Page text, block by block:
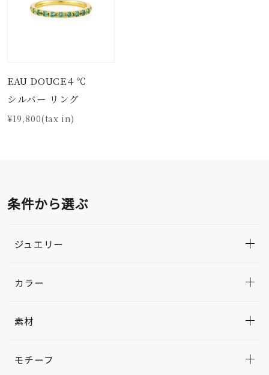
EAU DOUCE４℃
シルバー リング
¥19,800(tax in)
条件から選ぶ
ジュエリー
カラー
素材
モチーフ